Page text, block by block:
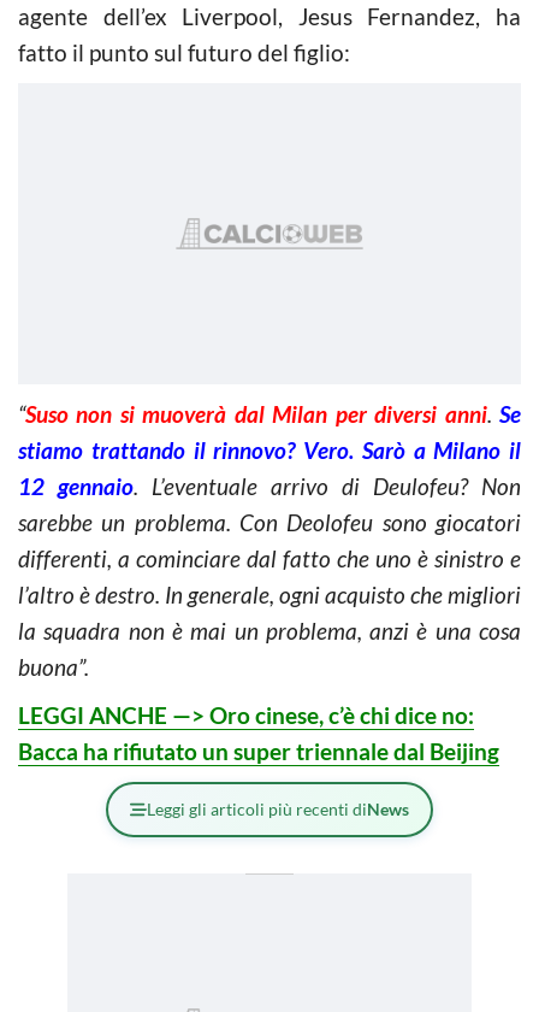
agente dell’ex Liverpool, Jesus Fernandez, ha
fatto il punto sul futuro del figlio:
“Suso non si muoverà dal Milan per diversi anni.Se
stiamo trattando il rinnovo? Vero. Sarò a Milano il
12 gennaio. L’eventuale arrivo di Deulofeu? Non
sarebbe un problema. Con Deolofeu sono giocatori
differenti, a cominciare dal fatto che uno è sinistro e
l’altro è destro. In generale, ogni acquisto che migliori
la squadra non è mai un problema, anzi è una cosa
buona”.
LEGGI ANCHE —> Oro cinese, c’è chi dice no:
Bacca ha rifiutato un super triennale dal Beijing
Leggi gli articoli più recenti diNews